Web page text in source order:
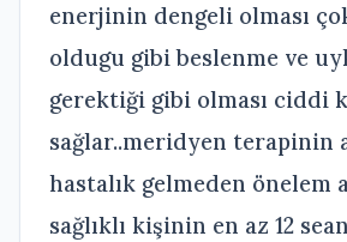
enerjinin dengeli olması
oldugu gibi beslenme ve
gerektiği gibi olması ciddi
sağlar..meridyen terapinin
hastalık gelmeden önelem
sağlıklı kişinin en az 12